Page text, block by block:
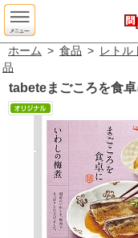
ホーム > 食品 > レトル
品
tabeteまごころを食